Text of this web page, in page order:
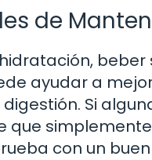
de
ayudar a
Si
con un